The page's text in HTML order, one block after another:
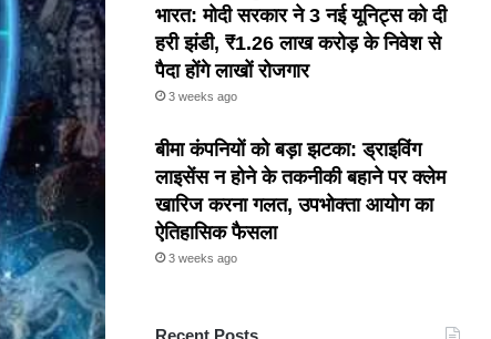
भारत: मोदी सरकार ने 3 नई यूनिट्स को दी
हरी झंडी, ₹1.26 लाख करोड़ के निवेश से
पैदा होंगे लाखों रोजगार
3 weeks ago
बीमा कंपनियों को बड़ा झटका: ड्राइविंग
लाइसेंस न होने के तकनीकी बहाने पर क्लेम
खारिज करना गलत, उपभोक्ता आयोग का
ऐतिहासिक फैसला
3 weeks ago
Recent Posts